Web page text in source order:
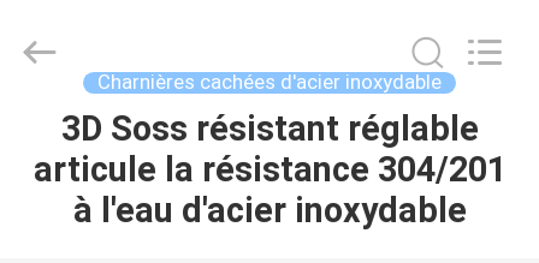
MAISON
PRODUITS
Products
Co.,Ltd.
Charnières cachées d'acier inoxydable
3D Soss résistant réglable
articule la résistance 304/201
à l'eau d'acier inoxydable